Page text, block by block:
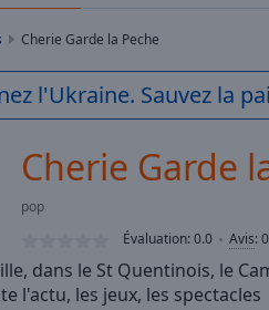
Cherie Garde la Peche
l'Ukraine. Sauvez la
Cherie Garde
pop
Évaluation:0.0 Avis:0
dans le St Quentinois, le
l'actu, les jeux, les spectacles